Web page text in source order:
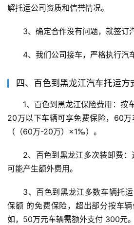
解托运公司资质和信誉情况。
3、确定合作没有问题，就签订
4、我们公司接车，严格执行汽
四、百色到黑龙江汽车托运方
1、百色到黑龙江保险费用：按
20万以下车辆可享免费保险，60
（（60万-20万）×1‰）。
2、百色到黑龙江多次装卸费：
可能产生额外费用。
3、百色到黑龙江多数车辆托
保额 的免费保险，超出部分按车辆
如，50万元车辆需额外支付 300元。